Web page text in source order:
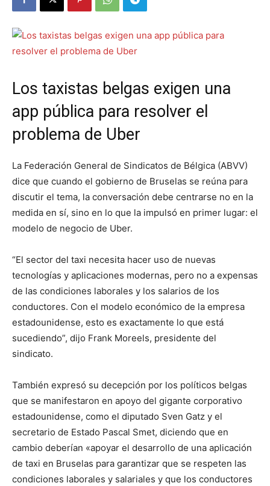
Los taxistas belgas exigen una
app pública para resolver el
problema de Uber
La Federación General de Sindicatos de Bélgica (ABVV)
dice que cuando el gobierno de Bruselas se reúna para
discutir el tema, la conversación debe centrarse no en la
medida en sí, sino en lo que la impulsó en primer lugar: el
modelo de negocio de Uber.
“El sector del taxi necesita hacer uso de nuevas
tecnologías y aplicaciones modernas, pero no a expensas
de las condiciones laborales y los salarios de los
conductores. Con el modelo económico de la empresa
estadounidense, esto es exactamente lo que está
sucediendo”, dijo Frank Moreels, presidente del
sindicato.
También expresó su decepción por los políticos belgas
que se manifestaron en apoyo del gigante corporativo
estadounidense, como el diputado Sven Gatz y el
secretario de Estado Pascal Smet, diciendo que en
cambio deberían «apoyar el desarrollo de una aplicación
de taxi en Bruselas para garantizar que se respeten las
condiciones laborales y salariales y que los conductores